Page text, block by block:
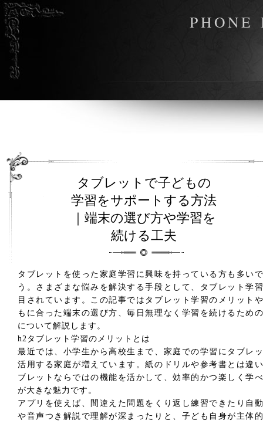
PHONE
タブレットで子どもの
学習をサポートする方法
｜端末の選び方や学習を
続ける工夫
タブレットを使った家庭学習に興味を持っている方も多い
う。さまざまな悩みを解決する手段として、タブレット学
目されています。この記事ではタブレット学習のメリット
もに合った端末の選び方、毎日無理なく学習を続けるため
について解説します。
h2タブレット学習のメリットとは
最近では、小学生から高校生まで、家庭での学習にタブレ
活用する家庭が増えています。紙のドリルや参考書とは違
ブレットならではの機能を活かして、効率的かつ楽しく学
が大きな魅力です。
アプリを使えば、間違えた問題をくり返し練習できたり自
や音声つき解説で理解が深まったりと、子ども自身が主体